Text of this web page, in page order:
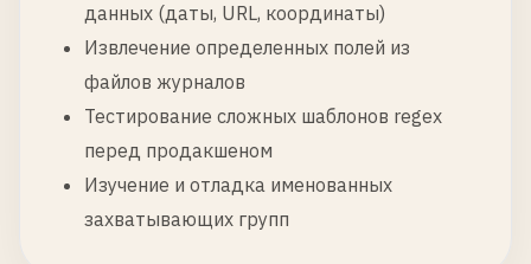
данных (даты, URL, координаты)
Извлечение определенных полей из
файлов журналов
Тестирование сложных шаблонов regex
перед продакшеном
Изучение и отладка именованных
захватывающих групп